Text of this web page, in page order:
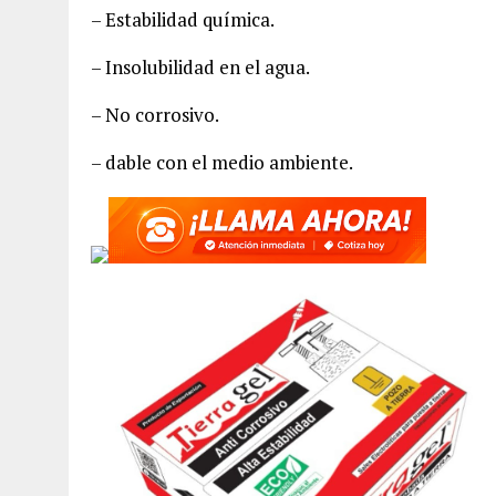
– Estabilidad química.
– Insolubilidad en el agua.
– No corrosivo.
– dable con el medio ambiente.